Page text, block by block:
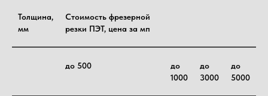
Толщина,
мм
Стоимость фрезерной
резки ПЭТ, цена за мп
до 500
до
1000
до
3000
до
5000